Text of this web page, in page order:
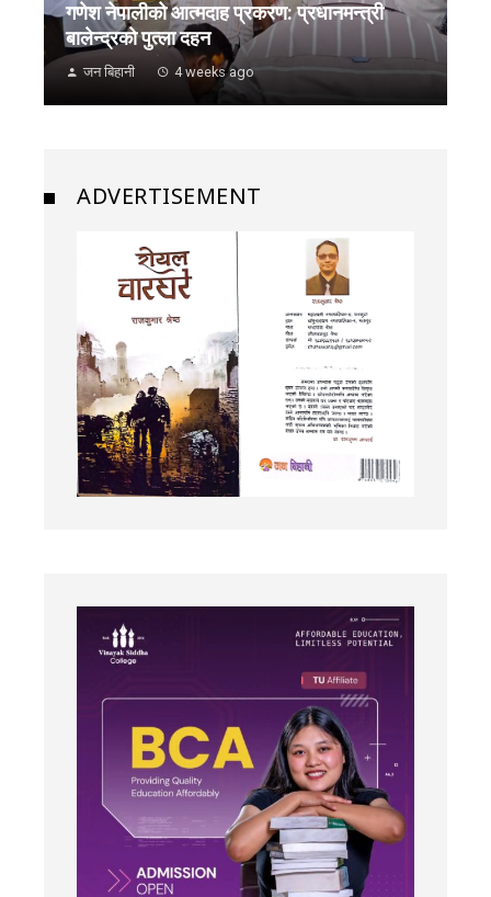
गणेश नेपालीको आत्मदाह प्रकरण: प्रधानमन्त्री
बालेन्द्रको पुत्ला दहन
जन बिहानी 4 weeks ago
ADVERTISEMENT